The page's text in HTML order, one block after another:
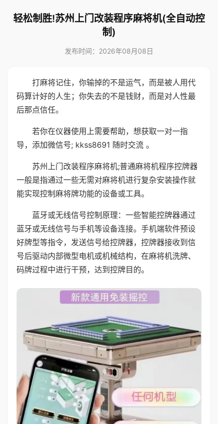
轻松制胜!苏州上门改装程序麻将机(全自动控
制)
发布时间：2026年08月08日
打麻将记住，你输掉的不是运气，而是被人用代
码算计好的人生；你失去的不是钱财，而是对人性最
后那点信任。
若你在仪器使用上需要帮助，想获取一对一指
导，添加微信号; kkss8691 随时交流 。
苏州上门改装程序麻将机;普通麻将机程序控牌器
一般是指通过一些无需对麻将机进行复杂安装操作就
能实现控制麻将牌功能的设备或工具。
蓝牙或无线信号控制原理：一些智能控牌器通过
蓝牙或无线信号与手机等设备连接。手机端软件预设
好牌型等指令，发送信号给控牌器，控牌器接收到信
号后驱动内部微型电机或机械结构，在麻将机洗牌、
码牌过程中进行干预，达到控牌目的。